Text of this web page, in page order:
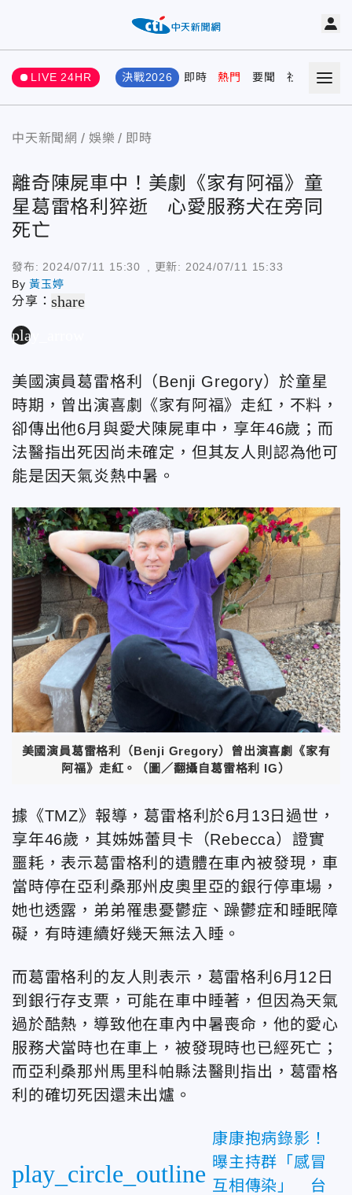
LIVE 24HR 決戰2026 即時 熱門 要聞 社會 娛樂
中天新聞網 娛樂 即時
離奇陳屍車中！美劇《家有阿福》童
星葛雷格利猝逝 心愛服務犬在旁同
死亡
發布: 2024/07/11 15:30 , 更新: 2024/07/11 15:33
By黃玉婷
分享：share
play_arrow
美國演員葛雷格利（Benji Gregory）於童星
時期，曾出演喜劇《家有阿福》走紅，不料，
卻傳出他6月與愛犬陳屍車中，享年46歲；而
法醫指出死因尚未確定，但其友人則認為他可
能是因天氣炎熱中暑。
美國演員葛雷格利（Benji Gregory）曾出演喜劇《家有
阿福》走紅。（圖／翻攝自葛雷格利 IG）
據《TMZ》報導，葛雷格利於6月13日過世，
享年46歲，其姊姊蕾貝卡（Rebecca）證實
噩耗，表示葛雷格利的遺體在車內被發現，車
當時停在亞利桑那州皮奧里亞的銀行停車場，
她也透露，弟弟罹患憂鬱症、躁鬱症和睡眠障
礙，有時連續好幾天無法入睡。
而葛雷格利的友人則表示，葛雷格利6月12日
到銀行存支票，可能在車中睡著，但因為天氣
過於酷熱，導致他在車內中暑喪命，他的愛心
服務犬當時也在車上，被發現時也已經死亡；
而亞利桑那州馬里科帕縣法醫則指出，葛雷格
利的確切死因還未出爐。
play_circle_outline
康康抱病錄影！
曝主持群「感冒
互相傳染」 台